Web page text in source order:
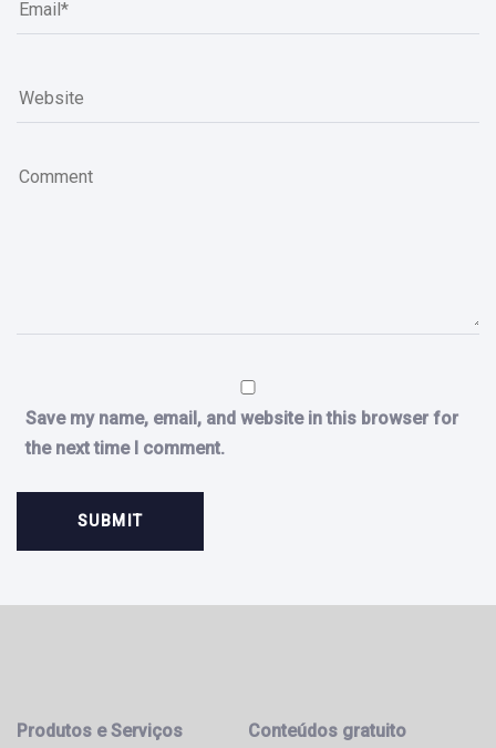
Save my name, email, and website in this browser for
the next time I comment.
Produtos e Serviços
Conteúdos gratuito